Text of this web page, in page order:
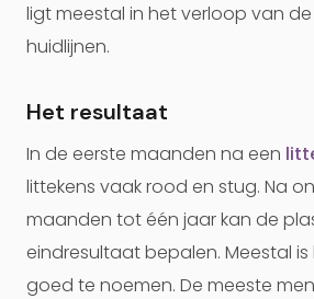
ligt meestal in het verloop van de
huidlijnen.
Het resultaat
In de eerste maanden na een
littekens vaak rood en stug. Na
maanden tot één jaar kan de
eindresultaat bepalen. Meestal
goed te noemen. De meeste